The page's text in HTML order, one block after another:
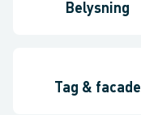
Belysning
Tag & facade